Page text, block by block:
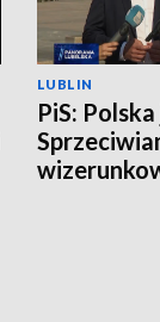
LUBLIN
PiS: